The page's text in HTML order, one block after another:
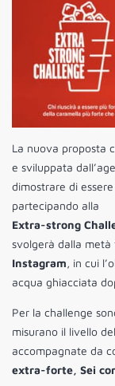
La nuova proposta
e sviluppata
dimostrare di
partecipando alla
Extra-strong
svolgerà dalla
Instagram, in cui
acqua ghiacciata
Per la challenge
misurano il livello
accompagnate da
extra-forte, Sei